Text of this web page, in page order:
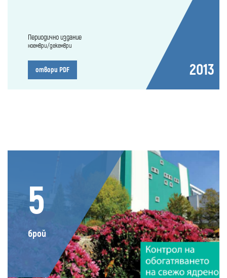
Периодично издание
ноември/декември
отвори PDF 2013
5
брой